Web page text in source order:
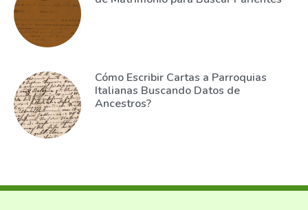
Cómo Escribir Cartas a Parroquias
Italianas Buscando Datos de
Ancestros?